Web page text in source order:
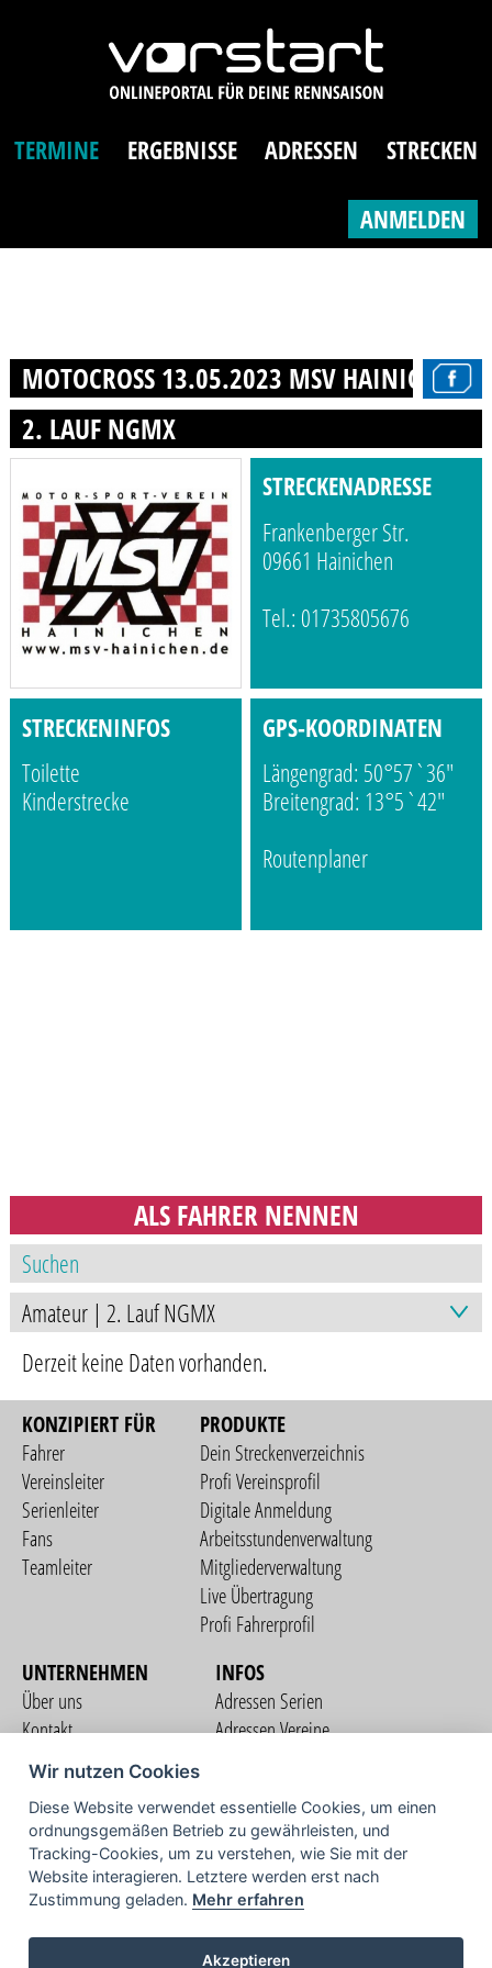
TERMINE ERGEBNISSE ADRESSEN STRECKEN
ANMELDEN
MOTOCROSS 13.05.2023 MSV HAINICHEN
2. LAUF NGMX
STRECKENADRESSE
Frankenberger Str.
09661 Hainichen
Tel.: 01735805676
STRECKENINFOS
Toilette
Kinderstrecke
GPS-KOORDINATEN
Längengrad: 50°57`36"
Breitengrad: 13°5`42"
Routenplaner
ALS FAHRER NENNEN
Derzeit keine Daten vorhanden.
KONZIPIERT FÜR
Fahrer
Vereinsleiter
Serienleiter
Fans
Teamleiter
PRODUKTE
Dein Streckenverzeichnis
Profi Vereinsprofil
Digitale Anmeldung
Arbeitsstundenverwaltung
Mitgliederverwaltung
Live Übertragung
Profi Fahrerprofil
UNTERNEHMEN
Über uns
Kontakt
Nutzungsbedingungen
Datenschutzerklärung
Impressum
INFOS
Adressen Serien
Adressen Vereine
COMMUNITY
TV
Wir nutzen Cookies
Diese Website verwendet essentielle Cookies, um einen
ordnungsgemäßen Betrieb zu gewährleisten, und
Tracking-Cookies, um zu verstehen, wie Sie mit der
Website interagieren. Letztere werden erst nach
Zustimmung geladen. Mehr erfahren
Akzeptieren